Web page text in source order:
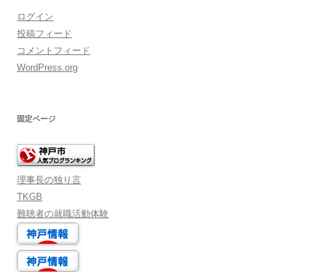
ログイン
投稿フィード
コメントフィード
WordPress.org
固定ページ
理事長の独り言
TKGB
難聴者の就職活動体験